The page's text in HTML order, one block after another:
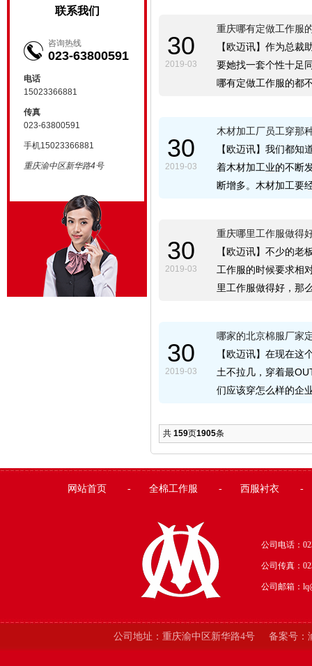
联系我们
咨询热线
023-63800591
电话
15023366881
传真
023-63800591
手机15023366881
重庆渝中区新华路4号
30
2019-03
重庆哪有定做工作服
【欧迈讯】作为总
要她找一套个性十足
哪有定做工作服的都
30
2019-03
木材加工厂员工穿那
【欧迈讯】我们都
着木材加工业的不断
断增多。木材加工要
30
2019-03
重庆哪里工作服做得
【欧迈讯】不少的
工作服的时候要求相
里工作服做得好，那
30
2019-03
哪家的北京棉服厂家
【欧迈讯】在现在
土不拉几，穿着最
们应该穿怎么样的企
共 159页1905条
网站首页 - 全棉工作服 - 西服衬衣 -
公司电话：
公司传真：
公司邮箱：
公司地址： 重庆渝中区新华路4号 备案号：